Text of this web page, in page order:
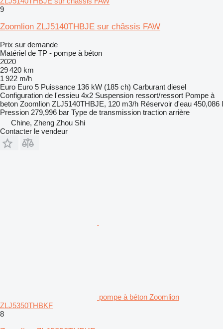
9
Zoomlion ZLJ5140THBJE sur châssis FAW
Prix sur demande
Matériel de TP - pompe à béton
2020
29 420 km
1 922 m/h
Euro Euro 5 Puissance 136 kW (185 ch) Carburant diesel
Configuration de l'essieu 4x2 Suspension ressort/ressort Pompe à
beton Zoomlion ZLJ5140THBJE, 120 m3/h Réservoir d'eau 450,086 l
Pression 279,996 bar Type de transmission traction arrière
Chine, Zheng Zhou Shi
Contacter le vendeur
pompe à béton Zoomlion
ZLJ5350THBKF
8